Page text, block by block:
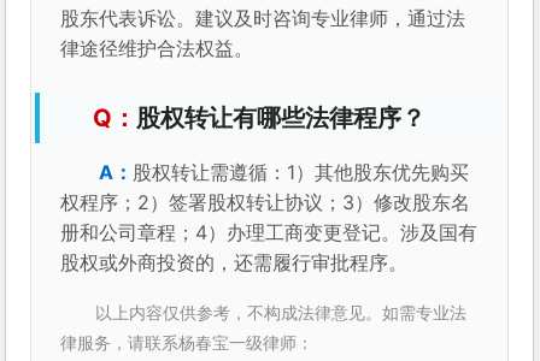
股东代表诉讼。建议及时咨询专业律师，通过法
律途径维护合法权益。
股权转让有哪些法律程序？
股权转让需遵循：1）其他股东优先购买
权程序；2）签署股权转让协议；3）修改股东名
册和公司章程；4）办理工商变更登记。涉及国有
股权或外商投资的，还需履行审批程序。
以上内容仅供参考，不构成法律意见。如需专业法
律服务，请联系杨春宝一级律师：